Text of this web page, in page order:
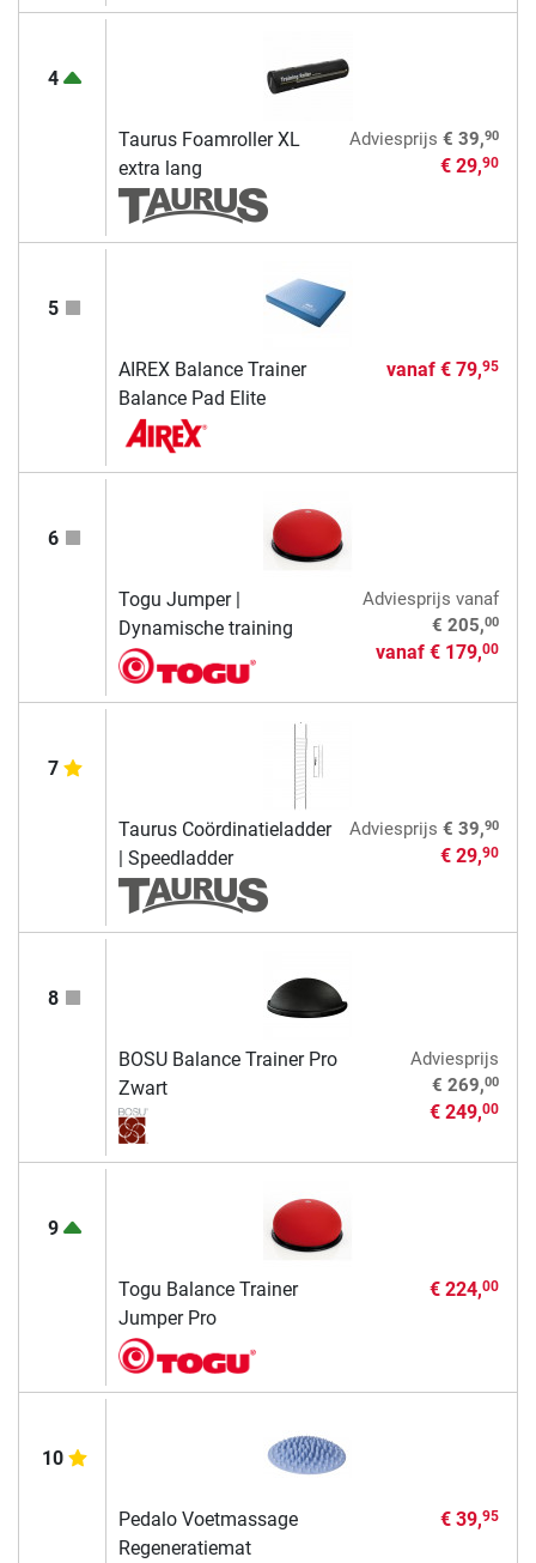
4
Taurus Foamroller XL
extra lang
Adviesprijs € 39,90
€ 29,90
5
AIREX Balance Trainer
Balance Pad Elite
vanaf € 79,95
6
Togu Jumper |
Dynamische training
Adviesprijs vanaf
€ 205,00
vanaf € 179,00
7
Taurus Coördinatieladder
| Speedladder
Adviesprijs € 39,90
€ 29,90
8
BOSU Balance Trainer Pro
Zwart
Adviesprijs
€ 269,00
€ 249,00
9
Togu Balance Trainer
Jumper Pro
€ 224,00
10
Pedalo Voetmassage
Regeneratiemat
€ 39,95